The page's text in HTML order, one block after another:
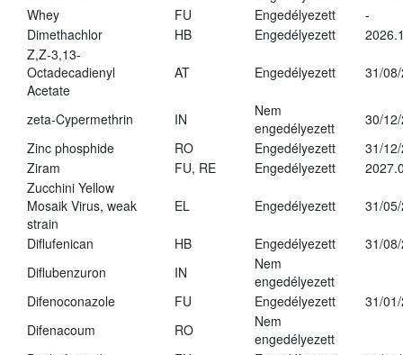
Whey
FU Engedélyezett
-
Dimethachlor
HB Engedélyezett
Z,Z-3,13-
Octadecadienyl
Acetate
AT Engedélyezett 31/
zeta-Cypermethrin IN
Nem
engedélyezett
30/
Zinc phosphide
RO Engedélyezett
31/
Ziram
FU, RE Engedélyezett
Zucchini Yellow
Mosaik Virus, weak
strain
EL Engedélyezett 31/
Diflufenican HB Engedélyezett
31/
Diflubenzuron
IN
Nem
engedélyezett
Difenoconazole
FU Engedélyezett
31/
Difenacoum
RO
Nem
engedélyezett